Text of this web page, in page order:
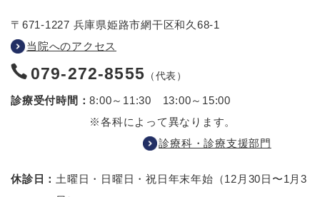
〒671-1227 兵庫県姫路市網干区和久68-1
当院へのアクセス
079-272-8555 （代表）
診療受付時間：8:00～11:30 13:00～15:00
※各科によって異なります。
診療科・診療支援部門
休診日： 土曜日・日曜日・祝日年末年始（12月30日〜1月3